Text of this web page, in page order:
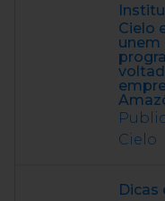
Cielo
unem
Cielo
Dicas